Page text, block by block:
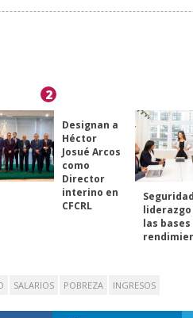
2
Designan a
Héctor
Josué Arcos
como
Director
interino en
CFCRL
liderazgo
las
SALARIOS POBREZA INGRESOS